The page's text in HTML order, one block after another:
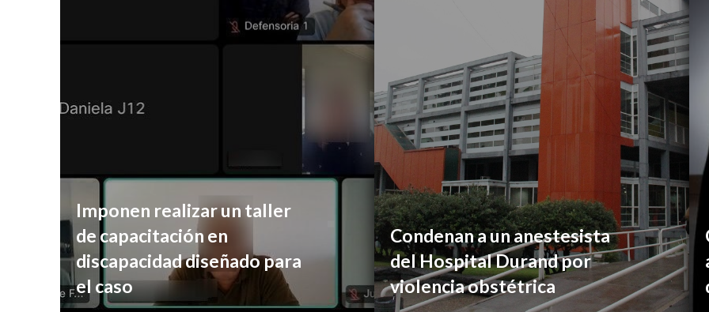
Imponen realizar un taller
de capacitación en
discapacidad diseñado para
el caso
Condenan a un anestesista
del Hospital Durand por
violencia obstétrica